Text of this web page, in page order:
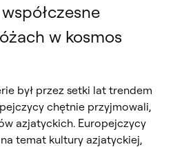
w kosmos
był przez setki lat trendem
chętnie przyjmowali,
azjatyckich. Europejczycy
temat kultury azjatyckiej,